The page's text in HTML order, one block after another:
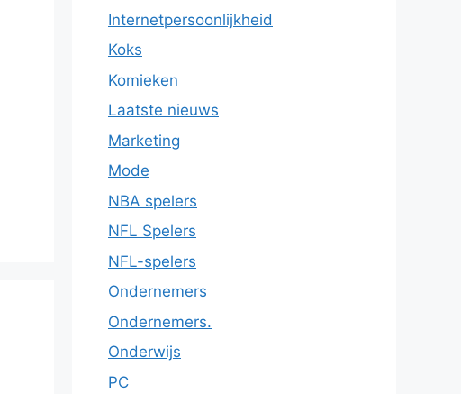
Internetpersoonlijkheid
Koks
Komieken
Laatste nieuws
Marketing
Mode
NBA spelers
NFL Spelers
NFL-spelers
Ondernemers
Ondernemers.
Onderwijs
PC